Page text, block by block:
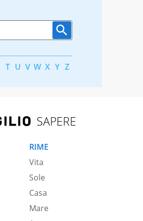
T U V W X Y Z
SAPERE
RIME
Vita
Sole
Casa
Mare